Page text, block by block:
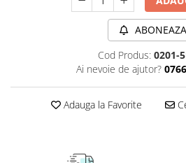
PLAFONIERE COPII
SPOTURI APLICATE
LAMPI BAIE
VEIOZA VINTAGE
Cod Produs: 0201-
Ai nevoie de ajutor?
Adauga la Favorite